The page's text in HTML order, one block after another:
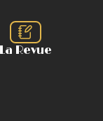
La Revue